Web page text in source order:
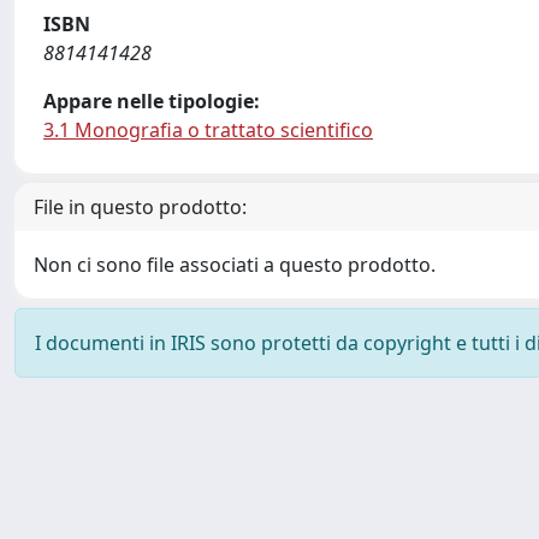
ISBN
8814141428
Appare nelle tipologie:
3.1 Monografia o trattato scientifico
File in questo prodotto:
Non ci sono file associati a questo prodotto.
I documenti in IRIS sono protetti da copyright e tutti i